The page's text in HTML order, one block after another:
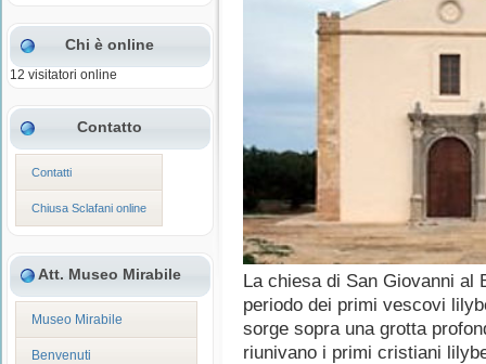
Chi è online
12 visitatori online
Contatto
Contatti
Chiusa Sclafani online
Att. Museo Mirabile
Museo Mirabile
Benvenuti
La chiesa di San Giovanni al
periodo dei primi vescovi
sorge sopra una grotta
riunivano i primi cristiani